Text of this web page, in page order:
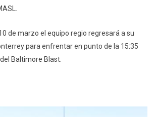
de marzo el equipo regio regresará a su
para enfrentar en punto de la 15:35
Baltimore Blast.